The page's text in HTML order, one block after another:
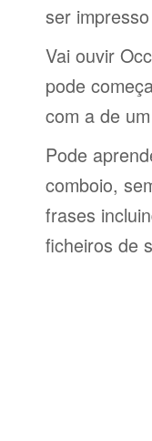
ser
Vai ouvir
pode
com a de
Pode
comboio,
frases
ficheiros de